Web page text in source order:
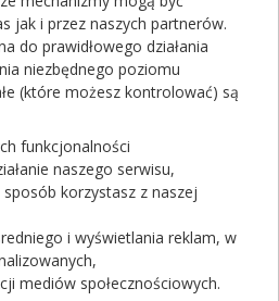
- jak
jak i przez naszych partnerów.
do prawidłowego działania
niezbędnego poziomu
(które możesz kontrolować) są
funkcjonalności
naszego serwisu,
korzystasz z naszej
i wyświetlania reklam, w
mediów społecznościowych.